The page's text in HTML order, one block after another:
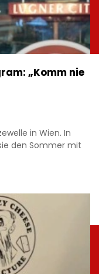
„Komm nie
in Wien. In
den Sommer mit